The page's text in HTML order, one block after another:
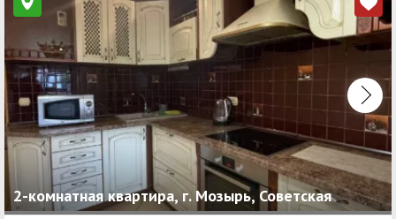
2-комнатная квартира, г. Мозырь, Советская